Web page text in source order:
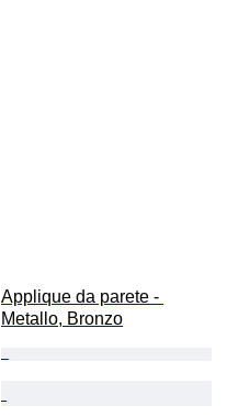
Applique da parete -
Metallo, Bronzo